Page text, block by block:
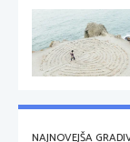
NAJNOVEJŠA